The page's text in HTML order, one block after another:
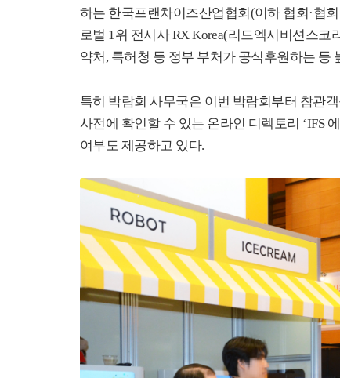
하는 한국프랜차이즈산업협회 (이하 협회 ·협
로벌 1위 전시사RX Korea(리드엑시비션스코
약처 , 특허청 등 정부 부처가 공식후원하는 등
특히 박람회 사무국은 이번 박람회부터 참관
사전에 확인할 수 있는 온라인 디렉토리 ‘IFS
여부도 제공하고 있다.